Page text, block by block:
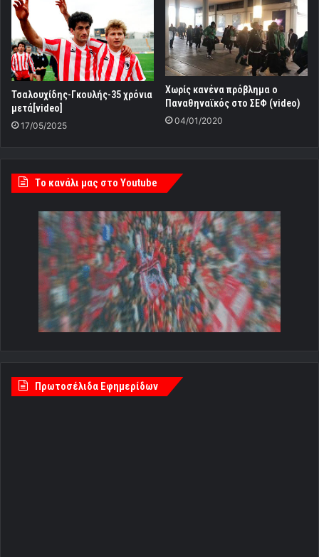
Τσαλουχίδης-Γκουλής-35 χρόνια
μετά[video]
17/05/2025
Χωρίς κανένα πρόβλημα ο
Παναθηναϊκός στο ΣΕΦ (video)
04/01/2020
Tο κανάλι μας στο Youtube
Πρωτοσέλιδα Εφημερίδων